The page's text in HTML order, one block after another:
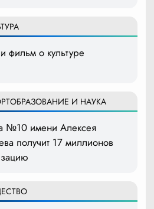
фильм о культуре
ОБРАЗОВАНИЕ И НАУКА
№10 имени Алексея
получит 17 миллионов